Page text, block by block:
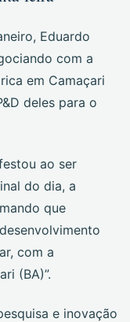
Eduardo
com a
em Camaçari
deles para o
ao ser
do dia, a
que
com a
(BA)”.
e inovação